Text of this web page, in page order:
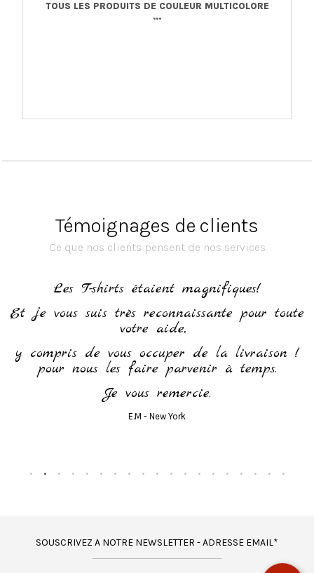
TOUS LES PRODUITS DE COULEUR MULTICOLORE
...
Témoignages de clients
Ce que nos clients pensent de nos services
Les T-shirts étaient magnifiques!
Et je vous suis très reconnaissante pour toute
votre aide,
y compris de vous occuper de la livraison !
pour nous les faire parvenir à temps.
Je vous remercie.
E.M - New York
SOUSCRIVEZ A NOTRE NEWSLETTER - ADRESSE EMAIL*